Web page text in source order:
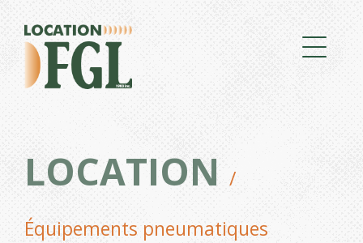
LOCATION /
Équipements pneumatiques